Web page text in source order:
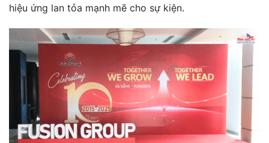
hiệu ứng lan tỏa mạnh mẽ cho sự kiện.